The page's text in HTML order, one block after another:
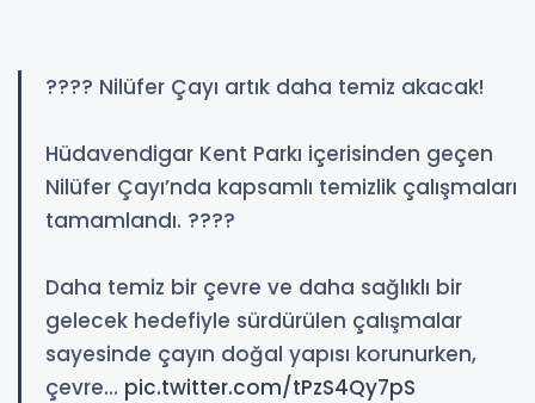
???? Nilüfer Çayı artık daha temiz akacak!
Hüdavendigar Kent Parkı içerisinden geçen
Nilüfer Çayı’nda kapsamlı temizlik çalışmaları
tamamlandı. ????
Daha temiz bir çevre ve daha sağlıklı bir
gelecek hedefiyle sürdürülen çalışmalar
sayesinde çayın doğal yapısı korunurken,
çevre… pic.twitter.com/tPzS4Qy7pS